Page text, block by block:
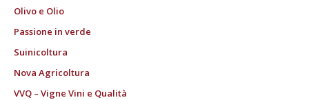
Olivo e Olio
Passione in verde
Suinicoltura
Nova Agricoltura
VVQ – Vigne Vini e Qualità